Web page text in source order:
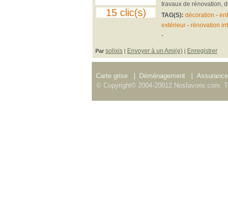
15 clic(s)
travaux de rénovation,
TAG(S): décoration -
extérieur- rénovation
-
Par solixis | Envoyer à un Ami(e) | Enregistrer
Carte grise Déménagement
© Copyright© 2004-20012 Nosfavoris.com.